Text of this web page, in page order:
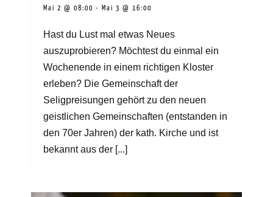
Mai 2 @ 08:00 - Mai 3 @ 16:00
Hast du Lust mal etwas Neues
auszuprobieren? Möchtest du einmal ein
Wochenende in einem richtigen Kloster
erleben? Die Gemeinschaft der
Seligpreisungen gehört zu den neuen
geistlichen Gemeinschaften (entstanden in
den 70er Jahren) der kath. Kirche und ist
bekannt aus der [...]